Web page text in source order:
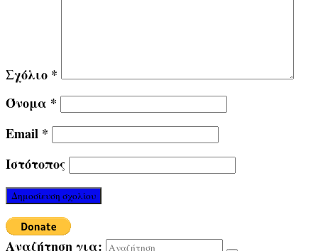
Σχόλιο *
Όνομα *
Email *
Ιστότοπος
Αναζήτηση για: